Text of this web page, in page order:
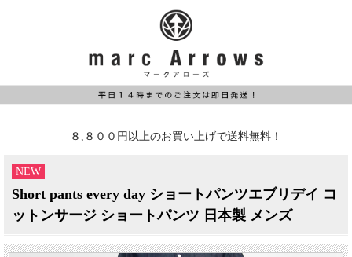
８,８００円以上のお買い上げで送料無料！
NEW
Short pants every day ショートパンツエブリデイ コ
ットンサージ ショートパンツ 日本製 メンズ